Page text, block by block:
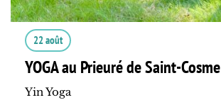
22 août
YOGA au Prieuré de Saint-Cosme
Yin Yoga